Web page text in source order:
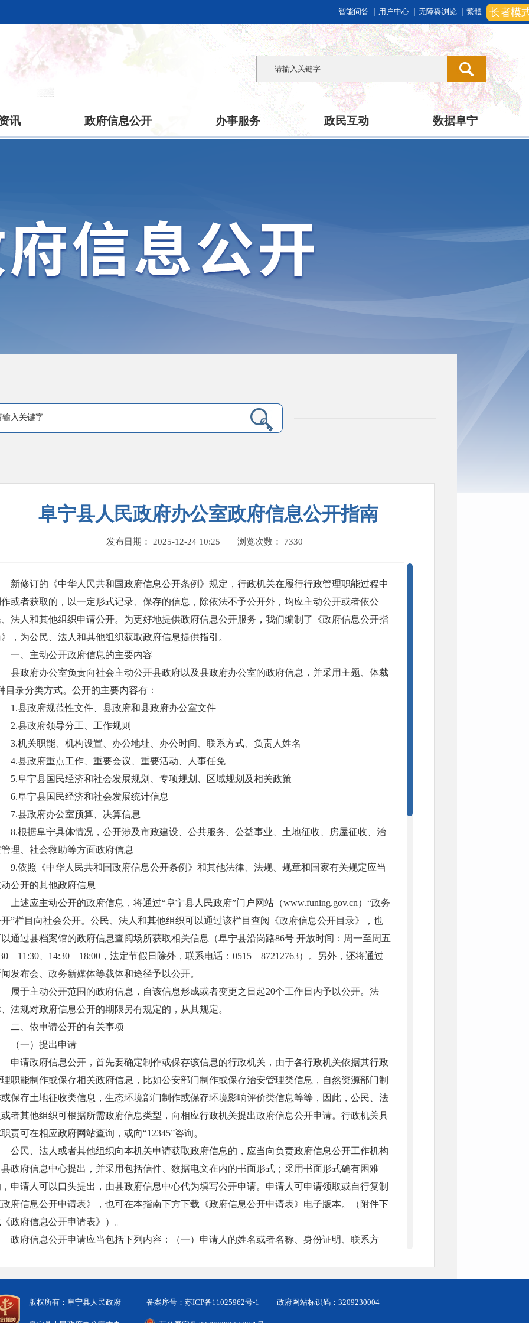
长者模
智能问答 用户中心 无障碍浏览 繁體
讯 政府信息公开 办事服务 政民互动 数据阜宁
阜宁县人民政府办公室政府信息公开指南
发布日期： 2025-12-24 10:25 浏览次数： 7330
新修订的《中华人民共和国政府信息公开条例》规定，行政机关在履行行政管理职能过程中
或者获取的，以一定形式记录、保存的信息，除依法不予公开外，均应主动公开或者依公
法人和其他组织申请公开。为更好地提供政府信息公开服务，我们编制了《政府信息公开指
，为公民、法人和其他组织获取政府信息提供指引。
一、主动公开政府信息的主要内容
县政府办公室负责向社会主动公开县政府以及县政府办公室的政府信息，并采用主题、体裁
目录分类方式。公开的主要内容有：
1.县政府规范性文件、县政府和县政府办公室文件
2.县政府领导分工、工作规则
3.机关职能、机构设置、办公地址、办公时间、联系方式、负责人姓名
4.县政府重点工作、重要会议、重要活动、人事任免
5.阜宁县国民经济和社会发展规划、专项规划、区域规划及相关政策
6.阜宁县国民经济和社会发展统计信息
7.县政府办公室预算、决算信息
8.根据阜宁具体情况，公开涉及市政建设、公共服务、公益事业、土地征收、房屋征收、治
理、社会救助等方面政府信息
9.依照《中华人民共和国政府信息公开条例》和其他法律、法规、规章和国家有关规定应当
公开的其他政府信息
上述应主动公开的政府信息，将通过“阜宁县人民政府”门户网站（www.funing.gov.cn）“政务
”栏目向社会公开。公民、法人和其他组织可以通过该栏目查阅《政府信息公开目录》， 也
通过县档案馆的政府信息查阅场所获取相关信息
（阜宁县沿岗路86号 开放时间：周一至周五
、14:30—18:00，法定节假日除外，联系电话：0515—87212763）
。
另外，还将通过
发布会、政务新媒体等载体和途径予以公开。
属于主动公开范围的政府信息，自该信息形成或者变更之日起20个工作日内予以公开。法
法规对政府信息公开的期限另有规定的，从其规定。
二、依申请公开的有关事项
（一）提出申请
申请政府信息公开，首先要确定制作或保存该信息的行政机关，由于各行政机关依据其行政
职能制作或保存相关政府信息，比如公安部门制作或保存治安管理类信息，自然资源部门制
保存土地征收类信息，生态环境部门制作或保存环境影响评价类信息等等，因此，公民、法
者其他组织可根据所需政府信息类型，向相应行政机关提出政府信息公开申请。行政机关具
责可在相应政府网站查询，或向“12345”咨询。
公民、法人或者其他组织向本机关申请获取政府信息的，应当向负责政府信息公开工作机构
政府信息中心提出，并采用包括信件、数据电文在内的书面形式；采用书面形式确有困难
申请人可以口头提出，由县政府信息中心代为填写公开申请。申请人可申请领取或自行复制
府信息公开申请表》，也可在本指南下方下载《政府信息公开申请表》电子版本。（附件下
政府信息公开申请表》）。
政府信息公开申请应当包括下列内容：（一）申请人的姓名或者名称、身份证明、联系方
政府信息公开申请内容不明确的，县政府信息中心将给予指导和释明，并自收到申请之日起
工作日内一次性告知申请人作出补正，说明需要补正的事项和合理的补正期限。申请人无正
版权所有：阜宁县人民政府 备案序号：苏ICP备11025962号-1 政府网站标识码：3209230004